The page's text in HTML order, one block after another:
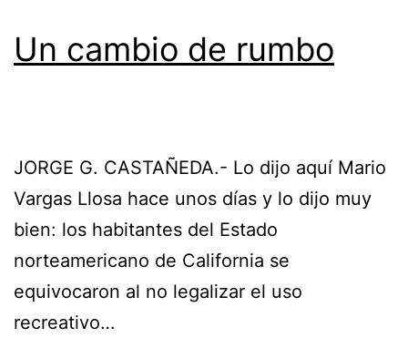
Un cambio de rumbo
JORGE G. CASTAÑEDA.- Lo dijo aquí Mario
Vargas Llosa hace unos días y lo dijo muy
bien: los habitantes del Estado
norteamericano de California se
equivocaron al no legalizar el uso
recreativo…